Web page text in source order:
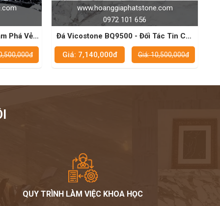
Đối Tác Tin Cậy
Mắt
Giá: 10,500,000đ
www.hoanggiaphatstone.com
0972 101 656
Đá Vicostone BQ8912 - Sự Lựa Chọn
Hoàn Hảo Cho Không Gian Bếp
Giá: 7,140,000đ
Giá: 10,500,000đ
QUY TRÌNH LÀM VIỆC KHOA HỌC